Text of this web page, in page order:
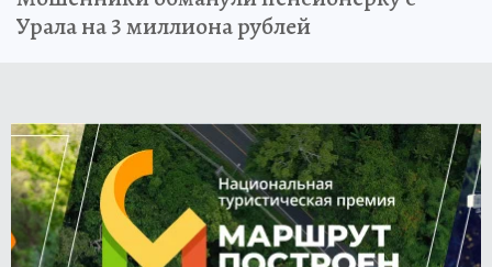
Урала на 3 миллиона рублей